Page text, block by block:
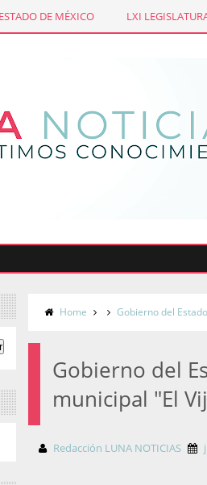
ESTADO DE MÉXICO LXI
Home Gobierno del
Gobierno del
municipal "El
Redacción LUNA NOTICIAS